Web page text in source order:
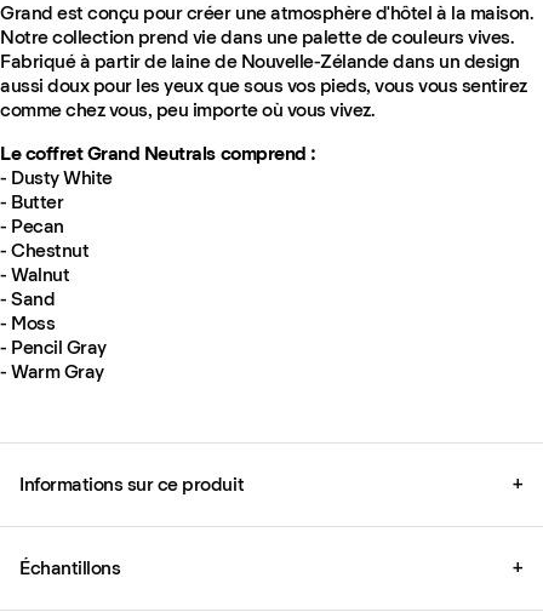
Grand est conçu pour créer une atmosphère d'hôtel à la maison.
Notre collection prend vie dans une palette de couleurs vives.
Fabriqué à partir de laine de Nouvelle-Zélande dans un design
aussi doux pour les yeux que sous vos pieds, vous vous sentirez
comme chez vous, peu importe où vous vivez.
Le coffret Grand Neutrals comprend :
- Dusty White
- Butter
- Pecan
- Chestnut
- Walnut
- Sand
- Moss
- Pencil Gray
- Warm Gray
Informations sur ce produit +
Échantillons +